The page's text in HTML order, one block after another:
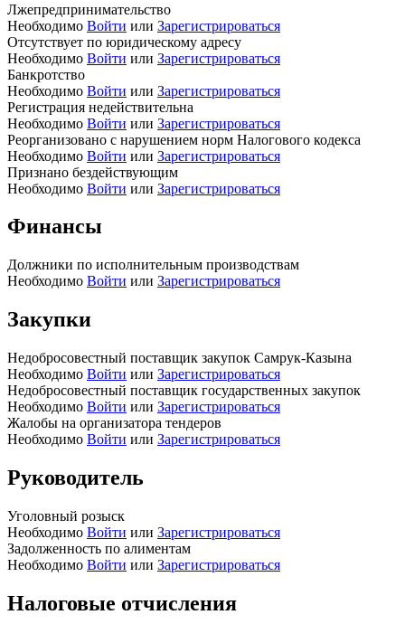
Лжепредпринимательство
Необходимо Войти или Зарегистрироваться
Отсутствует по юридическому адресу
Необходимо Войти или Зарегистрироваться
Банкротство
Необходимо Войти или Зарегистрироваться
Регистрация недействительна
Необходимо Войти или Зарегистрироваться
Реорганизовано с нарушением норм Налогового кодекса
Необходимо Войти или Зарегистрироваться
Признано бездействующим
Необходимо Войти или Зарегистрироваться
Финансы
Должники по исполнительным производствам
Необходимо Войти или Зарегистрироваться
Закупки
Недобросовестный поставщик закупок Самрук-Казына
Необходимо Войти или Зарегистрироваться
Недобросовестный поставщик государственных закупок
Необходимо Войти или Зарегистрироваться
Жалобы на организатора тендеров
Необходимо Войти или Зарегистрироваться
Руководитель
Уголовный розыск
Необходимо Войти или Зарегистрироваться
Задолженность по алиментам
Необходимо Войти или Зарегистрироваться
Налоговые отчисления